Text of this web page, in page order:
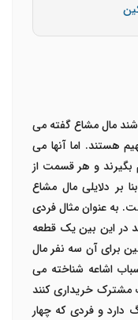
مال مشاع گفته می
هستند. اما آنها می
بگیرند و هر قسمت از
بنا بر دلایلی مال مشاع
به عنوان مثال فردی
در این بین یک قطعه
برای آن سه نفر مال
اشاعه شناخته می
مشترک خریداری کنند
و فردی که چهار